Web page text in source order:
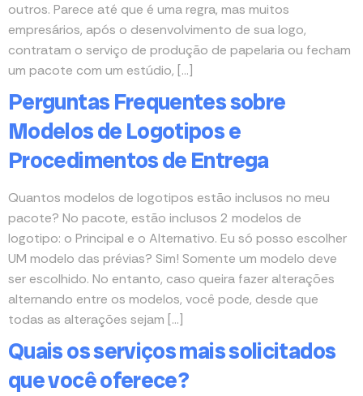
outros. Parece até que é uma regra, mas muitos
empresários, após o desenvolvimento de sua logo,
contratam o serviço de produção de papelaria ou fecham
um pacote com um estúdio, […]
Perguntas Frequentes sobre
Modelos de Logotipos e
Procedimentos de Entrega
Quantos modelos de logotipos estão inclusos no meu
pacote? No pacote, estão inclusos 2 modelos de
logotipo: o Principal e o Alternativo. Eu só posso escolher
UM modelo das prévias? Sim! Somente um modelo deve
ser escolhido. No entanto, caso queira fazer alterações
alternando entre os modelos, você pode, desde que
todas as alterações sejam […]
Quais os serviços mais solicitados
que você oferece?